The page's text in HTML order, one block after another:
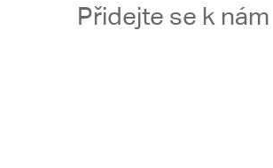
Přidejte se k nám